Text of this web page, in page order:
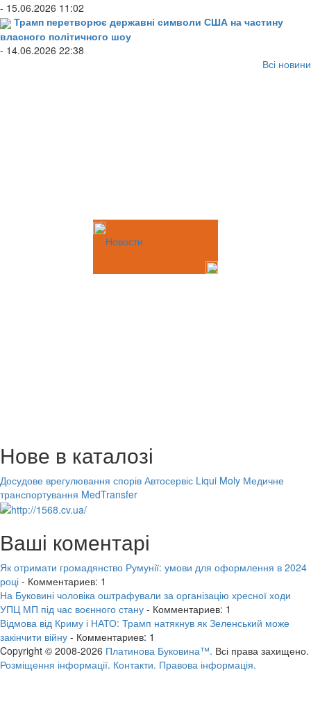
- 15.06.2026 11:02
Трамп перетворює державні символи США на частину
власного політичного шоу
- 14.06.2026 22:38
Всі новини
Новости
Нове в каталозі
Досудове врегулювання спорів Автосервіс Liqui Moly Медичне
транспортування MedTransfer
Ваші коментарі
Як отримати громадянство Румунії: умови для оформлення в 2024
році - Комментариев: 1
На Буковині чоловіка оштрафували за організацію хресної ходи
УПЦ МП під час воєнного стану - Комментариев: 1
Відмова від Криму і НАТО: Трамп натякнув як Зеленський може
закінчити війну - Комментариев: 1
Copyright © 2008-2026 Платинова Буковина™. Всі права захищено.
Розміщення інформації. Контакти. Правова інформація.